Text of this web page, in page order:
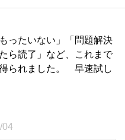
ったいない」「問題解決
ら読了」など、これまで
られました。 早速試し
04